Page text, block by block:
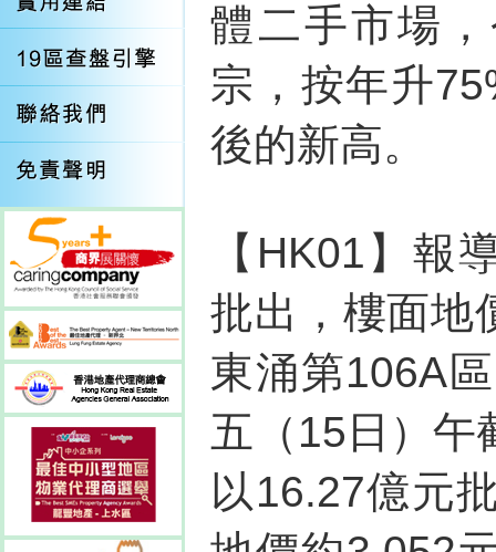
體二手市場
宗，按年升
後的新高。
【HK01】報
批出，樓面地
東涌第106A
五（15日）午
以16.27億元